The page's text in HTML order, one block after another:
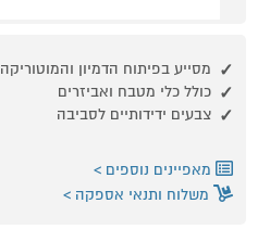
מסייע בפיתוח הדמיון והמוטוריקה
כולל כלי מטבח ואביזרים
צבעים ידידותיים לסביבה
מאפיינים נוספים
משלוח ותנאי אספקה